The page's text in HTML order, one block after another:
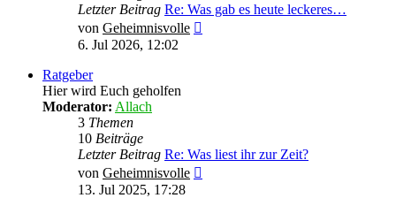
Letzter Beitrag Re: Was gab es heute leckeres…
von Geheimnisvolle
6. Jul 2026, 12:02
Ratgeber
Hier wird Euch geholfen
Moderator: Allach
3 Themen
10 Beiträge
Letzter Beitrag Re: Was liest ihr zur Zeit?
von Geheimnisvolle
13. Jul 2025, 17:28